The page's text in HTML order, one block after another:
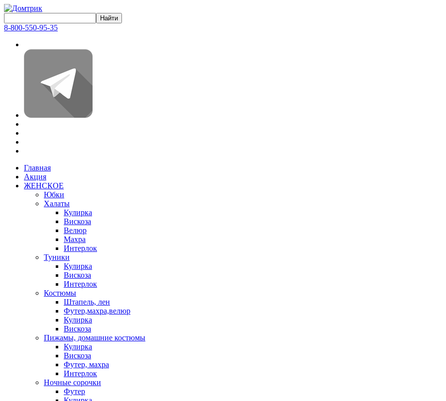
8-800-550-95-35
Главная
Акция
ЖЕНСКОЕ
Юбки
Халаты
Кулирка
Вискоза
Велюр
Махра
Интерлок
Туники
Кулирка
Вискоза
Интерлок
Костюмы
Штапель, лен
Футер,махра,велюр
Кулирка
Вискоза
Пижамы, домашние костюмы
Кулирка
Вискоза
Футер, махра
Интерлок
Ночные сорочки
Футер